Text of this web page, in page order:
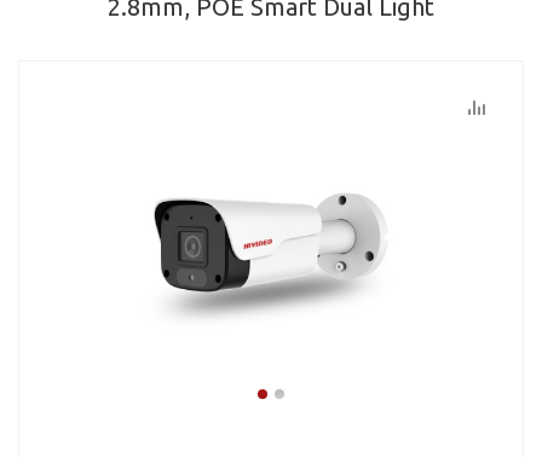
2.8mm, POE Smart Dual Light